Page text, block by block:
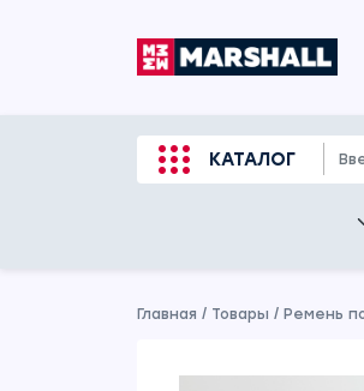
КАТАЛОГ
Главная / Товары / Ремень